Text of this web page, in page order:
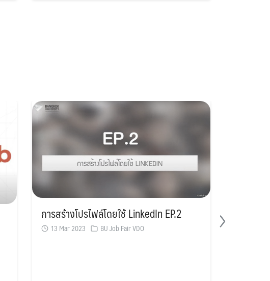
การสร้างโปรไฟล์โดยใช้ LinkedIn EP.2
13 Mar 2023 BU Job Fair VDO